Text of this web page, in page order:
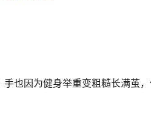
也因为健身举重变粗糙长满茧